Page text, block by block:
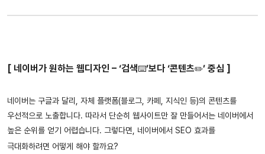
[ 네이버가 원하는 웹디자인 – ‘검색⌨️’보다 ‘콘텐츠✏️’ 중심 ]
네이버는 구글과 달리, 자체 플랫폼(블로그, 카페, 지식인 등)의 콘텐츠를
우선적으로 노출합니다. 따라서 단순히 웹사이트만 잘 만들어서는 네이버에서
높은 순위를 얻기 어렵습니다. 그렇다면, 네이버에서 SEO 효과를
극대화하려면 어떻게 해야 할까요?